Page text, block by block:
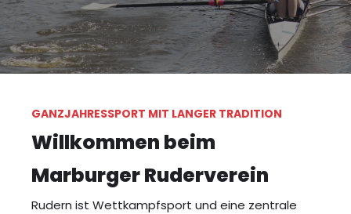
GANZJAHRESSPORT MIT LANGER TRADITION
Willkommen beim
Marburger Ruderverein
Rudern ist Wettkampfsport und eine zentrale